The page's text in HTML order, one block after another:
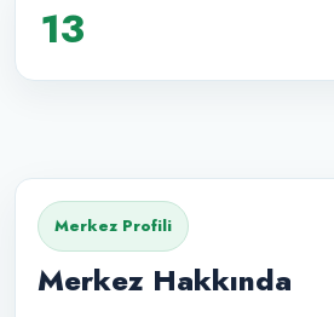
13
Merkez Profili
Merkez Hakkında